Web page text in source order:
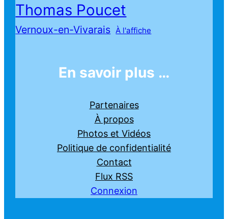
Thomas Poucet
Vernoux-en-Vivarais À l'affiche
En savoir plus …
Partenaires
À propos
Photos et Vidéos
Politique de confidentialité
Contact
Flux RSS
Connexion